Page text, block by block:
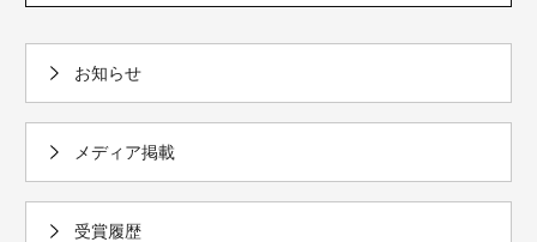
お知らせ
メディア掲載
受賞履歴